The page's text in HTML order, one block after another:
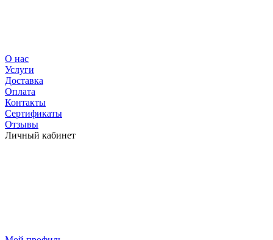
О нас
Услуги
Доставка
Оплата
Контакты
Сертификаты
Отзывы
Личный кабинет